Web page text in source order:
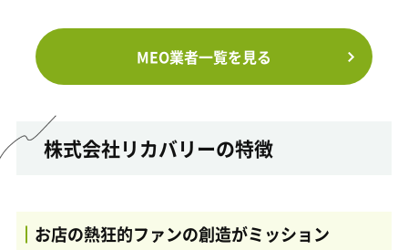
MEO業者一覧を見る
株式会社リカバリーの特徴
お店の熱狂的ファンの創造がミッション